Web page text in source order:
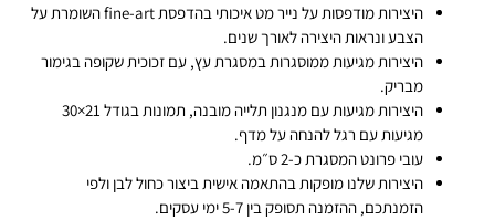
היצירות מודפסות על נייר מט איכותי בהדפסת fine-art​ השומרת על
הצבע ונראות היצירה לאורך שנים.
היצירות מגיעות ממוסגרות במסגרת עץ, עם זכוכית שקופה בגימור
מבריק.​
היצירות מגיעות עם מנגנון תלייה מובנה, תמונות בגודל 21×30
מגיעות עם רגל להנחה על מדף.
עובי פרונט המסגרת כ-2 ס״מ.
היצירות שלנו מופקות בהתאמה אישית ביצור כחול לבן ולפי
הזמנתכם, ההזמנה תסופק בין 5-7 ימי עסקים.​